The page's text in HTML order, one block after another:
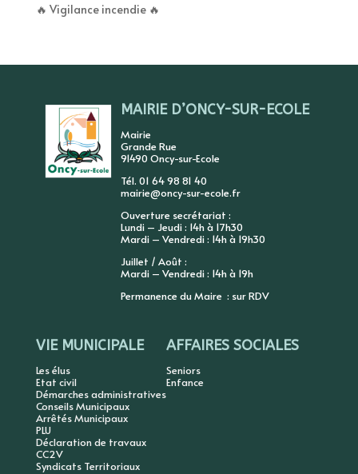
🔥 Vigilance incendie 🔥
MAIRIE D’ONCY-SUR-ECOLE
Mairie
Grande Rue
91490 Oncy-sur-Ecole
Tél. 01 64 98 81 40
mairie@oncy-sur-ecole.fr
Ouverture secrétariat :
Lundi – Jeudi : 14h à 17h30
Mardi – Vendredi : 14h à 19h30
Juillet / Août :
Mardi – Vendredi : 14h à 19h
Permanence du Maire : sur RDV
VIE MUNICIPALE
Les élus
Etat civil
Démarches administratives
Conseils Municipaux
Arrêtés Municipaux
PLU
Déclaration de travaux
CC2V
Syndicats Territoriaux
AFFAIRES SOCIALES
Seniors
Enfance